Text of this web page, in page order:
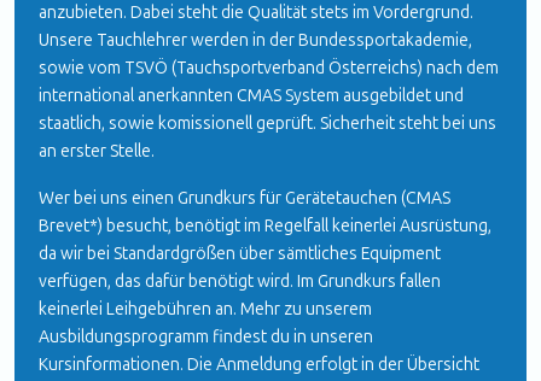
anzubieten. Dabei steht die Qualität stets im Vordergrund.
Unsere Tauchlehrer werden in derBundessportakademie,
sowie vom TSVÖ (Tauchsportverband Österreichs) nach dem
international anerkannten CMASSystem ausgebildet und
staatlich, sowie komissionell geprüft. Sicherheit steht bei uns
an erster Stelle.
Wer bei uns einen Grundkurs für Gerätetauchen (CMAS
Brevet*) besucht, benötigt im Regelfall keinerlei Ausrüstung,
da wir bei Standardgrößen über sämtliches Equipment
verfügen, das dafür benötigt wird. Im Grundkurs fallen
keinerlei Leihgebühren an. Mehr zu unserem
Ausbildungsprogramm findest du in unseren
Kursinformationen. Die Anmeldung erfolgt in der Übersicht